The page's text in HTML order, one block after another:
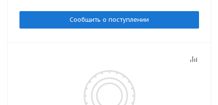
Сообщить о поступлении